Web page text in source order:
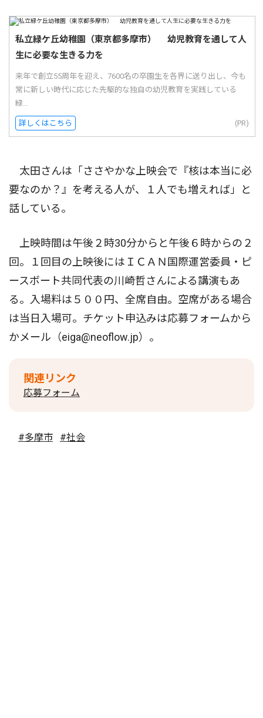
私立緑ケ丘幼稚園（東京都多摩市） 幼児教育を通して人
生に必要な生きる力を
来年で創立55周年を迎え、7600名の卒園生を各界に送り出し、今も
常に新しい時代に応じた先駆的な独自の幼児教育を実践している
緑...
詳しくはこちら (PR)
太田さんは「ささやかな上映会で『核は本当に必
要なのか？』を考える人が、１人でも増えれば」と
話している。
上映時間は午後２時30分からと午後６時からの２
回。１回目の上映後にはＩＣＡＮ国際運営委員・ピ
ースボート共同代表の川崎哲さんによる講演もあ
る。入場料は５００円、全席自由。空席がある場合
は当日入場可。チケット申込みは応募フォームから
かメール（eiga@neoflow.jp）。
関連リンク
応募フォーム
#多摩市 #社会